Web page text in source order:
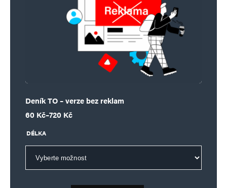
Deník TO – verze bez reklam
60 Kč–720 Kč
Rozpětí cen: 60 Kč až 720 Kč
DÉLKA